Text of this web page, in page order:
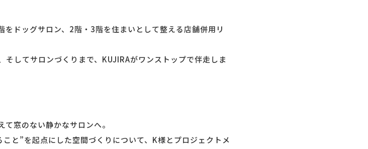
ドッグサロン、2階・3階を住まいとして整える店舗併用リ
してサロンづくりまで、KUJIRAがワンストップで伴走しま
窓のない静かなサロンへ。
と”を起点にした空間づくりについて、K様とプロジェクトメ